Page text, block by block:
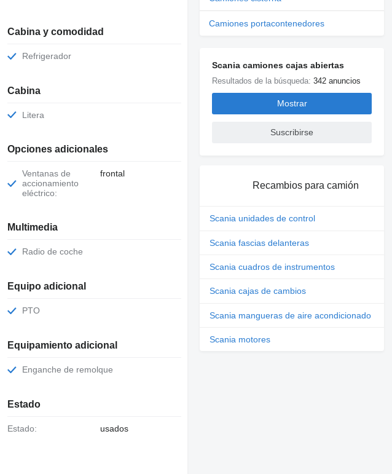
Cabina y comodidad
Refrigerador
Cabina
Litera
Opciones adicionales
Ventanas de
accionamiento
eléctrico:
frontal
Multimedia
Radio de coche
Equipo adicional
PTO
Equipamiento adicional
Enganche de remolque
Estado
Estado: usados
Camiones portacontenedores
Scania camiones cajas abiertas
Resultados de la búsqueda:342 anuncios
Mostrar
Suscribirse
Recambios para camión
Scania unidades de control
Scania fascias delanteras
Scania cuadros de instrumentos
Scania cajas de cambios
Scania mangueras de aire acondicionado
Scania motores